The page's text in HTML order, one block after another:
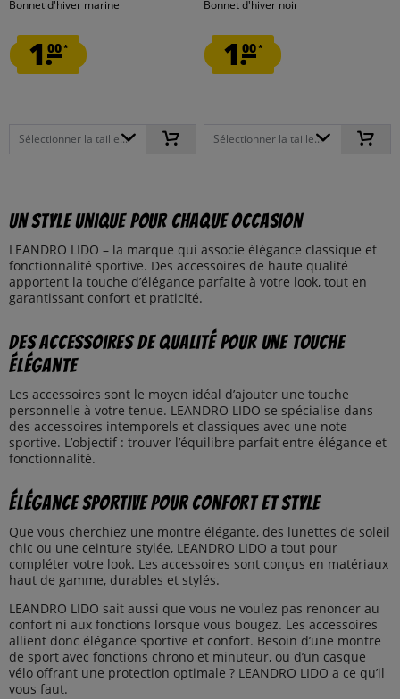
Bonnet d'hiver marine
1.00*
Sélectionner la taille...
Bonnet d'hiver noir
1.00*
Sélectionner la taille...
Un style unique pour chaque occasion
LEANDRO LIDO – la marque qui associe élégance classique et
fonctionnalité sportive. Des accessoires de haute qualité
apportent la touche d’élégance parfaite à votre look, tout en
garantissant confort et praticité.
Des accessoires de qualité pour une touche
élégante
Les accessoires sont le moyen idéal d’ajouter une touche
personnelle à votre tenue. LEANDRO LIDO se spécialise dans
des accessoires intemporels et classiques avec une note
sportive. L’objectif : trouver l’équilibre parfait entre élégance et
fonctionnalité.
Élégance sportive pour confort et style
Que vous cherchiez une montre élégante, des lunettes de soleil
chic ou une ceinture stylée, LEANDRO LIDO a tout pour
compléter votre look. Les accessoires sont conçus en matériaux
haut de gamme, durables et stylés.
LEANDRO LIDO sait aussi que vous ne voulez pas renoncer au
confort ni aux fonctions lorsque vous bougez. Les accessoires
allient donc élégance sportive et confort. Besoin d’une montre
de sport avec fonctions chrono et minuteur, ou d’un casque
vélo offrant une protection optimale ? LEANDRO LIDO a ce qu’il
vous faut.